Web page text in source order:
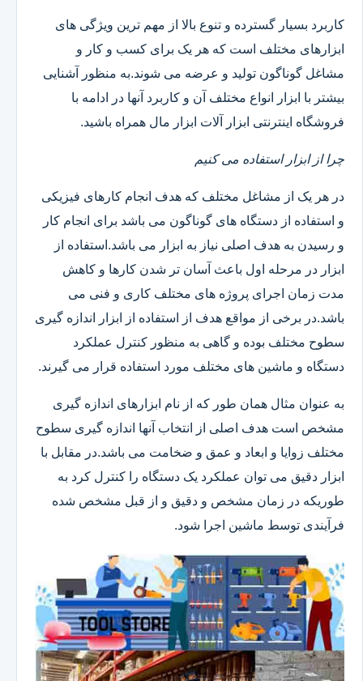
کاربرد بسیار گسترده و تنوع بالا از مهم ترین ویژگی های
ابزارهای مختلف است که هر یک برای کسب و کار و
مشاغل گوناگون تولید و عرضه می شوند.به منظور آشنایی
بیشتر با ابزار انواع مختلف آن و کاربرد آنها در ادامه با
فروشگاه اینترنتی ابزار آلات ابزار مال همراه باشید.
چرا از ابزار استفاده می کنیم
در هر یک از مشاغل مختلف که هدف انجام کارهای فیزیکی
و استفاده از دستگاه های گوناگون می باشد برای انجام کار
و رسیدن به هدف اصلی نیاز به ابزار می باشد.استفاده از
ابزار در مرحله اول باعث آسان تر شدن کارها و کاهش
مدت زمان اجرای پروژه های مختلف کاری و فنی می
باشد.در برخی از مواقع هدف از استفاده از ابزار اندازه گیری
سطوح مختلف بوده و گاهی به منظور کنترل عملکرد
دستگاه و ماشین های مختلف مورد استفاده قرار می گیرند.
به عنوان مثال همان طور که از نام ابزارهای اندازه گیری
مشخص است هدف اصلی از انتخاب آنها اندازه گیری سطوح
مختلف زوایا و ابعاد و عمق و ضخامت می باشد.در مقابل با
ابزار دقیق می توان عملکرد یک دستگاه را کنترل کرد به
طوریکه در زمان مشخص و دقیق و از قبل مشخص شده
فرآیندی توسط ماشین اجرا شود.